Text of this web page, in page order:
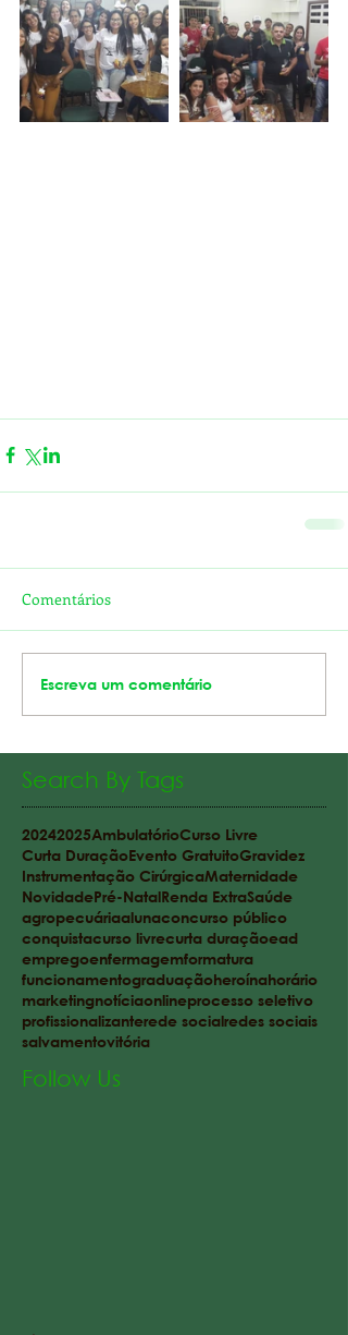
Comentários
Escreva um comentário
Search By Tags
20242025AmbulatórioCurso Livre
Curta DuraçãoEvento GratuitoGravidez
Instrumentação CirúrgicaMaternidade
NovidadePré-NatalRenda ExtraSaúde
agropecuáriaalunaconcurso público
conquistacurso livrecurta duraçãoead
empregoenfermagemformatura
funcionamentograduaçãoheroínahorário
marketingnotíciaonlineprocesso seletivo
profissionalizanterede socialredes sociais
salvamentovitória
Follow Us